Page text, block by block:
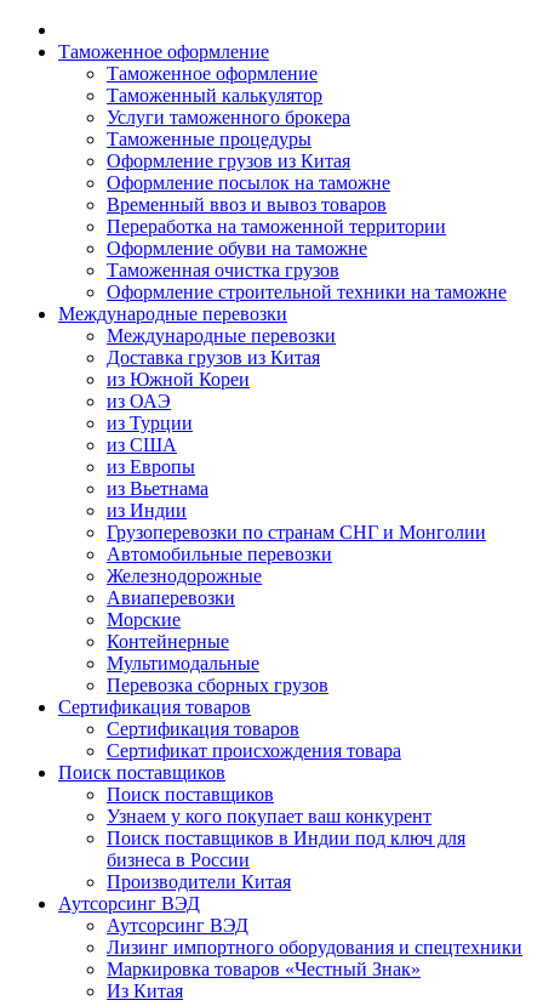
Таможенное оформление
Таможенное оформление
Таможенный калькулятор
Услуги таможенного брокера
Таможенные процедуры
Оформление грузов из Китая
Оформление посылок на таможне
Временный ввоз и вывоз товаров
Переработка на таможенной территории
Оформление обуви на таможне
Таможенная очистка грузов
Оформление строительной техники на таможне
Международные перевозки
Международные перевозки
Доставка грузов из Китая
из Южной Кореи
из ОАЭ
из Турции
из США
из Европы
из Вьетнама
из Индии
Грузоперевозки по странам СНГ и Монголии
Автомобильные перевозки
Железнодорожные
Авиаперевозки
Морские
Контейнерные
Мультимодальные
Перевозка сборных грузов
Сертификация товаров
Сертификация товаров
Сертификат происхождения товара
Поиск поставщиков
Поиск поставщиков
Узнаем у кого покупает ваш конкурент
Поиск поставщиков в Индии под ключ для
бизнеса в России
Производители Китая
Аутсорсинг ВЭД
Аутсорсинг ВЭД
Лизинг импортного оборудования и спецтехники
Маркировка товаров «Честный Знак»
Из Китая